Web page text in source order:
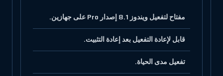
مفتاح لتفعيل ويندوز 8.1 إصدار Pro على جهازين.
قابل لإعادة التفعيل بعد إعادة التثبيت.
تفعيل مدى الحياة.